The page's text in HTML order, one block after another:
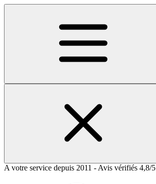
A votre service depuis 2011 - Avis vérifiés 4,8/5